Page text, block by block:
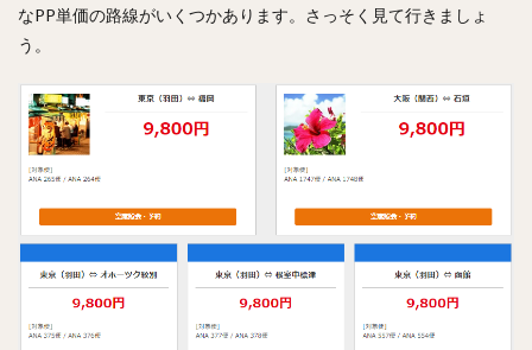
なPP単価の路線がいくつかあります。さっそく見て行きましょ
う。